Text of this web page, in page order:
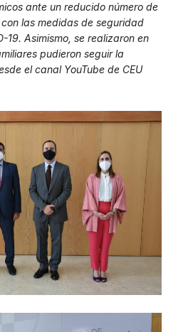
ante un reducido número de
las medidas de seguridad
19. Asimismo, se realizaron en
pudieron seguir la
el canal YouTube de CEU